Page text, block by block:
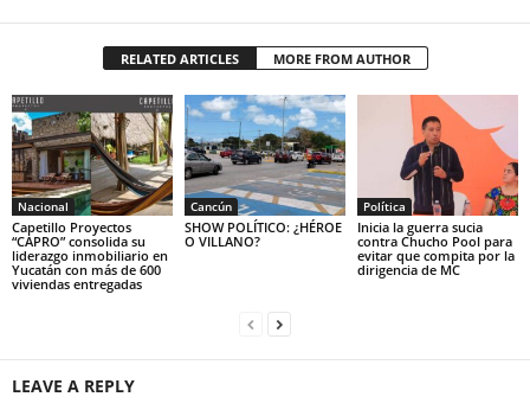
RELATED ARTICLES MORE FROM AUTHOR
Nacional
Capetillo Proyectos
“CAPRO” consolida su
liderazgo inmobiliario en
Yucatán con más de 600
viviendas entregadas
Cancún
SHOW POLÍTICO: ¿HÉROE
O VILLANO?
Política
Inicia la guerra sucia
contra Chucho Pool para
evitar que compita por la
dirigencia de MC
LEAVE A REPLY